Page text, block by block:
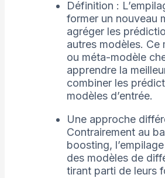
Définition :
former un nouveau
agréger les
autres modèles. Ce
ou méta-modèle
apprendre la
combiner les
modèles d’entrée.
Une approche
Contrairement au
boosting,
des modèles de
tirant parti de leurs